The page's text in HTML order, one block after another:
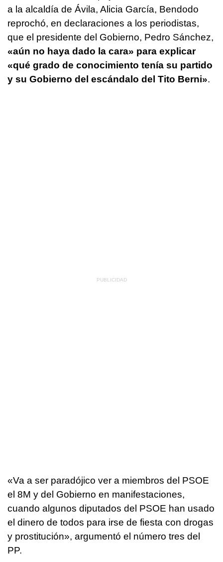
a la alcaldía de Ávila, Alicia García, Bendodo
reprochó, en declaraciones a los periodistas,
que el presidente del Gobierno, Pedro Sánchez,
«aún no haya dado la cara» para explicar
«qué grado de conocimiento tenía su partido
y su Gobierno del escándalo del Tito Berni».
«Va a ser paradójico ver a miembros del PSOE
el 8M y del Gobierno en manifestaciones,
cuando algunos diputados del PSOE han usado
el dinero de todos para irse de fiesta con drogas
y prostitución», argumentó el número tres del
PP.